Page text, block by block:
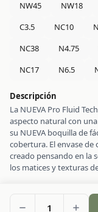
NW45
NW18
C3.5
NC10
NC38
N4.75
NC17
N6.5
Descripción
La NUEVA Pro Fluid
aspecto natural con
su NUEVA boquilla de
cobertura. El envase de
creado pensando en la
los matices y texturas
1